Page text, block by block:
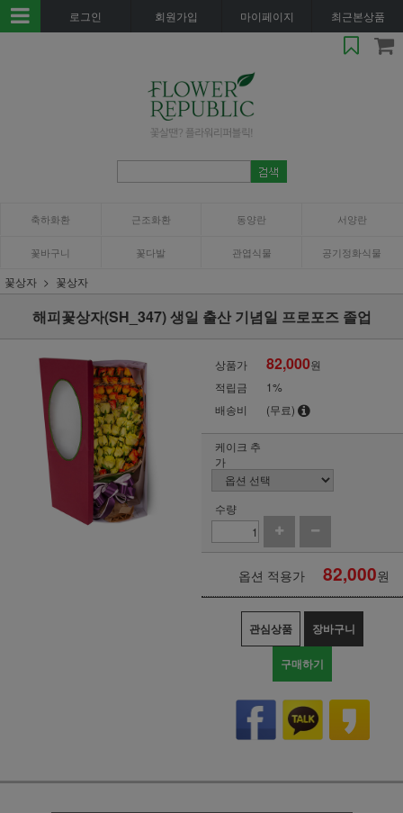
로그인 회원가입 마이페이지 최근본상품
축하화환 근조화환 동양란 서양란
꽃바구니 꽃다발 관엽식물 공기정화식물
꽃상자 꽃상자
해피꽃상자(SH_347) 생일 출산 기념일 프로포즈 졸업
상품가 82,000원
적립금
1%
배송비
(무료)
케이크 추
가
수량
옵션 적용가 82,000원
관심상품 장바구니
구매하기